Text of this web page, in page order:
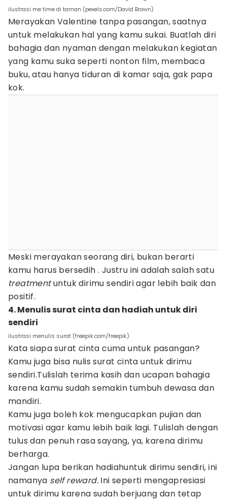
ilustrasi me time di taman (pexels.com/David Brown)
Merayakan Valentine tanpa pasangan, saatnya
untuk melakukan hal yang kamu sukai. Buatlah diri
bahagia dan nyaman dengan melakukan kegiatan
yang kamu suka seperti nonton film, membaca
buku, atau hanya tiduran di kamar saja, gak papa
kok.
Meski merayakan seorang diri, bukan berarti
kamu harus bersedih . Justru ini adalah salah satu
treatmentuntuk dirimu sendiri agar lebih baik dan
positif.
4. Menulis surat cinta dan hadiah untuk diri
sendiri
ilustrasi menulis surat (freepik.com/freepik)
Kata siapa surat cinta cuma untuk pasangan?
Kamu juga bisa nulis surat cinta untuk dirimu
sendiri.Tulislah terima kasih dan ucapan bahagia
karena kamu sudah semakin tumbuh dewasa dan
mandiri.
Kamu juga boleh kok mengucapkan pujian dan
motivasi agar kamu lebih baik lagi. Tulislah dengan
tulus dan penuh rasa sayang, ya, karena dirimu
berharga.
Jangan lupa berikan hadiahuntuk dirimu sendiri, ini
namanya self reward. Ini seperti mengapresiasi
untuk dirimu karena sudah berjuang dan tetap